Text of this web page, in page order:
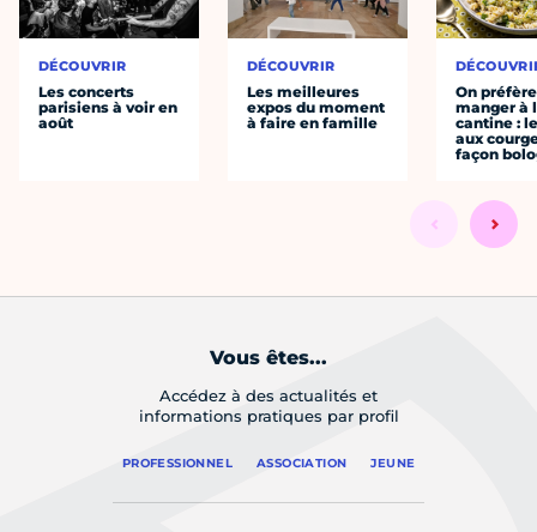
DÉCOUVRIR
Les concerts
parisiens à voir en
août
DÉCOUVRIR
Les meilleures
expos du moment
à faire en famille
On préfère
manger à
cantine :
aux
façon
Vous êtes...
Accédez à des actualités et
informations pratiques par profil
PROFESSIONNEL ASSOCIATION JEUNE